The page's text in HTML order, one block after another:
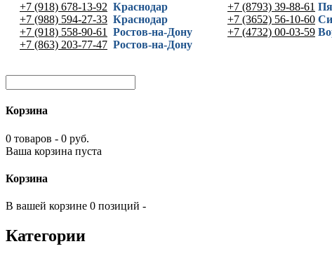
+7 (918) 678-13-92 Краснодар
+7 (988) 594-27-33 Краснодар
+7 (918) 558-90-61
Ростов-на-Дону
+7 (863) 203-77-47 Ростов-на-Дону
+7 (8793) 39-88-61
+7 (3652) 56-10-60
+7 (4732) 00-03-59
Корзина
0 товаров - 0 руб.
Ваша корзина пуста
Корзина
В вашей корзине 0 позиций -
Категории